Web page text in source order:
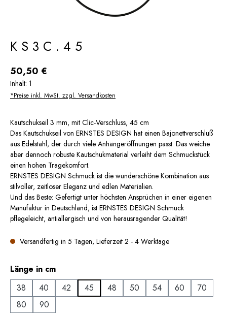
KS3C.45
Regulärer Preis:
50,50 €
Inhalt: 1
*Preise inkl. MwSt. zzgl. Versandkosten
Kautschukseil 3 mm, mit Clic-Verschluss, 45 cm
Das Kautschukseil von ERNSTES DESIGN hat einen Bajonettverschluß
aus Edelstahl, der durch viele Anhängeröffnungen passt. Das weiche
aber dennoch robuste Kautschukmaterial verleiht dem Schmuckstück
einen hohen Tragekomfort.
ERNSTES DESIGN Schmuck ist die wunderschöne Kombination aus
stilvoller, zeitloser Eleganz und edlen Materialien.
Und das Beste: Gefertigt unter höchsten Ansprüchen in einer eigenen
Manufaktur in Deutschland, ist ERNSTES DESIGN Schmuck
pflegeleicht, antiallergisch und von herausragender Qualität!
Versandfertig in 5 Tagen, Lieferzeit 2 - 4 Werktage
Länge in cmauswählen
38
40 42 45 48 50 54 60
70
80
90